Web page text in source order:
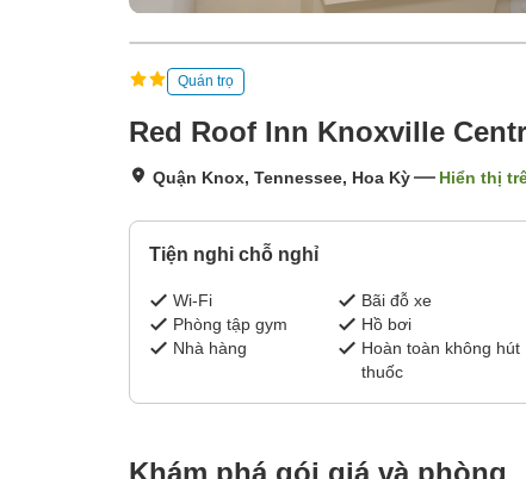
Quán trọ
Red Roof Inn Knoxville
Quận Knox, Tennessee, Hoa Kỳ Hiển thị
Tiện nghi chỗ nghỉ
Wi-Fi
Bãi đỗ xe
Phòng tập gym
Hồ bơi
Nhà hàng
Hoàn toàn không hút
thuốc